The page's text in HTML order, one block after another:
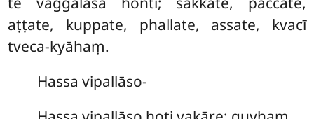
aṭṭate, kuppate, phallate, assate, kvacī
tveca-kyāhaṃ.
Hassa vipallāso-